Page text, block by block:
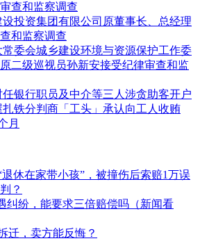
查和监察调查
投资集团有限公司原董事长、总经理
和监察调查
委会城乡建设环境与资源保护工作委
二级巡视员孙新安接受纪律审查和监
任银行职员及中介等三人涉贪助客开户
铁分判商「工头」承认向工人收贿
月
休在家带小孩”，被撞伤后索赔1万误
？
纠纷，能要求三倍赔偿吗（新闻看
迁，卖方能反悔？